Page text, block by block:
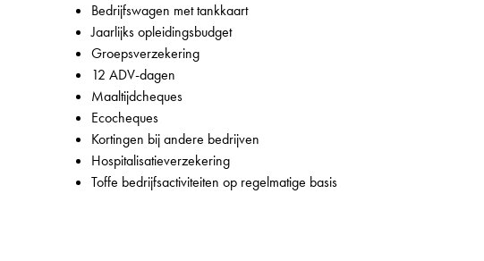
Bedrijfswagen met tankkaart
Jaarlijks opleidingsbudget
Groepsverzekering
12 ADV-dagen
Maaltijdcheques
Ecocheques
Kortingen bij andere bedrijven
Hospitalisatieverzekering
Toffe bedrijfsactiviteiten op regelmatige basis